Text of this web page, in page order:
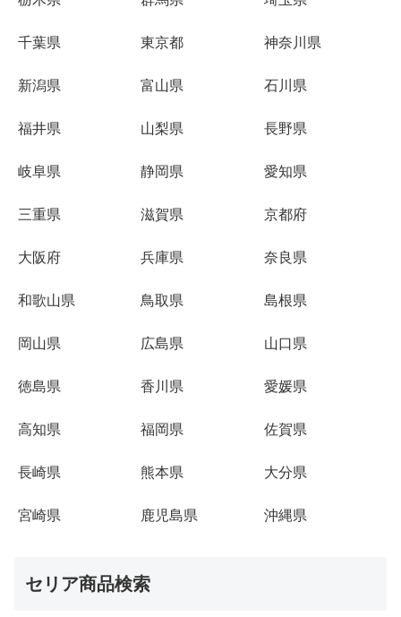
千葉県 東京都 神奈川県
新潟県 富山県 石川県
福井県 山梨県 長野県
岐阜県 静岡県 愛知県
三重県 滋賀県 京都府
大阪府 兵庫県 奈良県
和歌山県 鳥取県 島根県
岡山県 広島県 山口県
徳島県 香川県 愛媛県
高知県 福岡県 佐賀県
長崎県 熊本県 大分県
宮崎県 鹿児島県 沖縄県
セリア商品検索